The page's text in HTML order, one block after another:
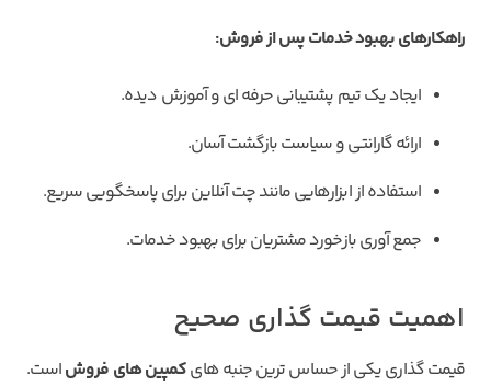
راهکارهای بهبود خدمات پس از فروش:
ایجاد یک تیم پشتیبانی حرفه ای و آموزش دیده.
ارائه گارانتی و سیاست بازگشت آسان.
استفاده از ابزارهایی مانند چت آنلاین برای پاسخگویی سریع.
جمع آوری بازخورد مشتریان برای بهبود خدمات.
اهمیت قیمت گذاری صحیح
قیمت گذاری یکی از حساس ترین جنبه هایکمپین های فروشاست.